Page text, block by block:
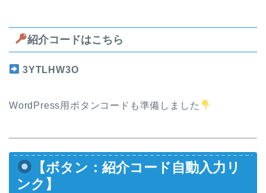
紹介コードはこちら
3YTLHW3O
WordPress用ボタンコードも準備しました
【ボタン：紹介コード自動入力リ
ンク】